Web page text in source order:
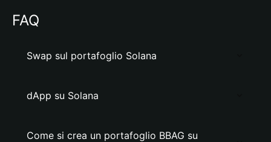
FAQ
Swap sul portafoglio Solana
dApp su Solana
Come si crea un portafoglio BBAG su